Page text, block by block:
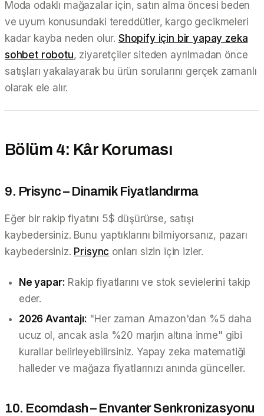
Moda odaklı mağazalar için, satın alma öncesi beden
ve uyum konusundaki tereddütler, kargo gecikmeleri
kadar kayba neden olur. Shopify için bir yapay zeka
sohbet robotu, ziyaretçiler siteden ayrılmadan önce
satışları yakalayarak bu ürün sorularını gerçek zamanlı
olarak ele alır.
Bölüm 4: Kâr Koruması
9. Prisync – Dinamik Fiyatlandırma
Eğer bir rakip fiyatını 5$ düşürürse, satışı
kaybedersiniz. Bunu yaptıklarını bilmiyorsanız, pazarı
kaybedersiniz. Prisync onları sizin için izler.
Ne yapar: Rakip fiyatlarını ve stok sevielerini takip
eder.
2026 Avantajı: "Her zaman Amazon'dan %5 daha
ucuz ol, ancak asla %20 marjın altına inme" gibi
kurallar belirleyebilirsiniz. Yapay zeka matematiği
halleder ve mağaza fiyatlarınızı anında günceller.
10. Ecomdash – Envanter Senkronizasyonu